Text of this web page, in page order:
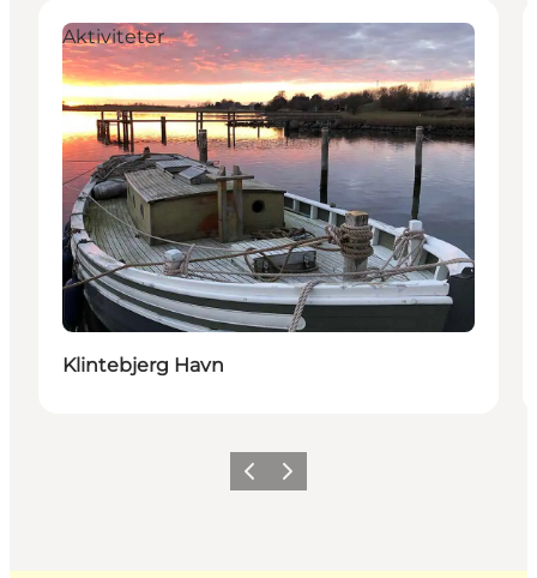
Aktiviteter
Klintebjerg Havn
ForrigeNæste